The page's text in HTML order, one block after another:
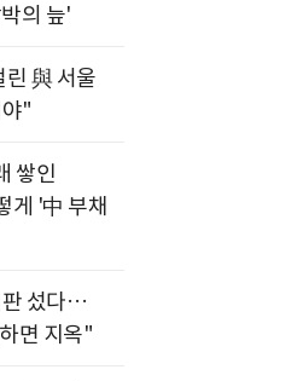
의 늪'
與 서울
"
쌓인
게 '中 부채
판 섰다…
면 지옥"